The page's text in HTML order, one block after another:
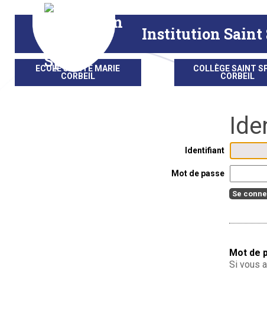
contenu.
Institution Saint
ECOLE SAINTE MARIE
CORBEIL
COLLÈGE SAINT
CORBEIL
Identifiant
Mot de passe
Mot de
Si vous